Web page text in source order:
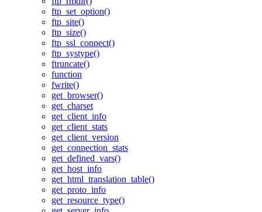
ftp_set_option()
ftp_site()
ftp_size()
ftp_ssl_connect()
ftp_systype()
ftruncate()
function
fwrite()
get_browser()
get_charset
get_client_info
get_client_stats
get_client_version
get_connection_stats
get_defined_vars()
get_host_info
get_html_translation_table()
get_proto_info
get_resource_type()